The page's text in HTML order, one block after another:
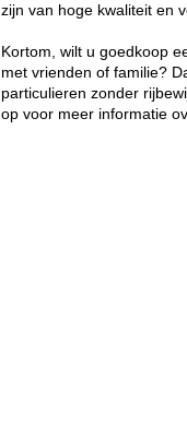
zijn van hoge kwaliteit en
Kortom, wilt u goedkoop
met vrienden of familie?
particulieren zonder
op voor meer informatie